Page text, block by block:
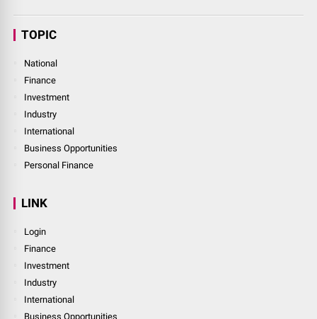
TOPIC
National
Finance
Investment
Industry
International
Business Opportunities
Personal Finance
LINK
Login
Finance
Investment
Industry
International
Business Opportunities